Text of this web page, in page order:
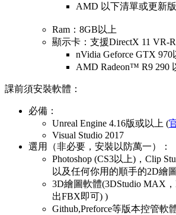
AMD 以下清單或更新
Ram：8GB以上
顯示卡：支援DirectX 11 VR-
nVidia Geforce GTX 970
AMD Radeon™ R9 290
課前須安裝軟體：
必備：
Unreal Engine 4.16版或以上 (
Visual Studio 2017
選用（非必要，安裝以防萬一）：
Photoshop (CS3以上)，Clip
以及任何你用的順手的2D繪
3D繪圖軟體(3DStudio MAX
出FBX即可) )
Github,Preforce等版本控管軟